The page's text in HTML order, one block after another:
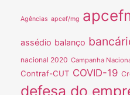
Agências apcef/mg
assédio balanço
nacional 2020 Campanha
Contraf-CUT COVID-19
defesa do